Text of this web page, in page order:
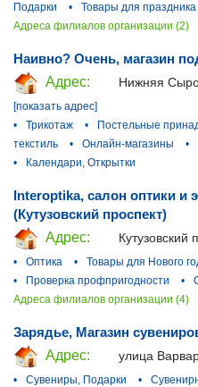
Подарки
• Товары для праздника
Адреса филиалов организации (2)
Наивно? Очень, магазин
Адрес:
Нижняя
[показать адрес]
•
Трикотаж •
Постельные
текстиль
• Онлайн-магазины •
•
Календари, Открытки
Interoptika, салон оптики и
(Кутузовский проспект)
Адрес:
Кутузовский
•
Оптика • Товары для Нового
•
Проверка профпригодности •
Адреса филиалов организации (4)
Зарядье, Магазин
Адрес:
улица
•
Сувениры, Подарки •